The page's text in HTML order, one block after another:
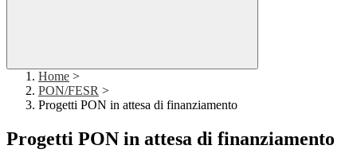
Home >
PON/FESR >
Progetti PON in attesa di finanziamento
Progetti PON in attesa di finanziamento